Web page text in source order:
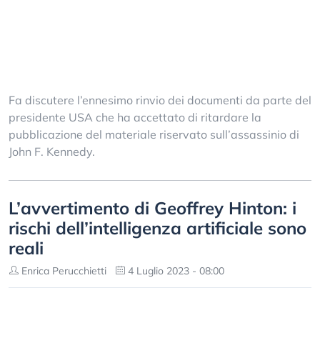
Fa discutere l’ennesimo rinvio dei documenti da parte del
presidente USA che ha accettato di ritardare la
pubblicazione del materiale riservato sull’assassinio di
John F. Kennedy.
L’avvertimento di Geoffrey Hinton: i
rischi dell’intelligenza artificiale sono
reali
Enrica Perucchietti 4 Luglio 2023 - 08:00